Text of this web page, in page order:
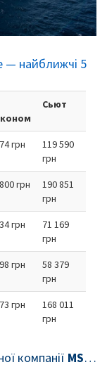
— найближчі 5
Сьют
грн
119 590
грн
грн
190 851
грн
грн
71 169
грн
грн
58 379
грн
грн
168 011
грн
компанії MSC Cruises